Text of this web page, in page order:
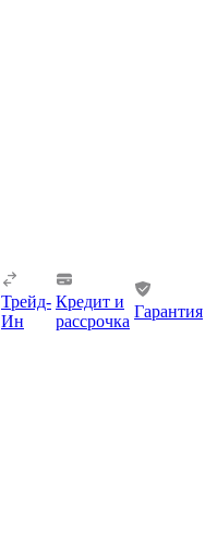
Трейд-
Ин
Кредит и
рассрочка
Гарантия